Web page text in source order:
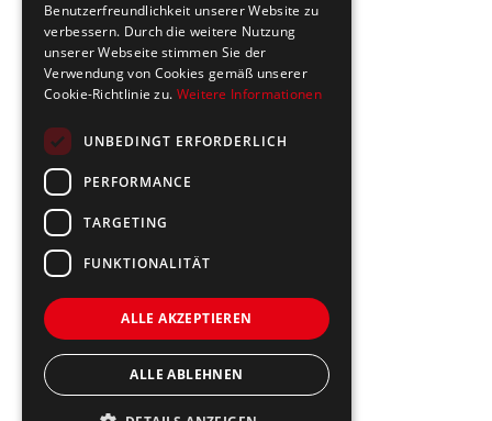
Benutzerfreundlichkeit unserer Website zu
verbessern. Durch die weitere Nutzung
unserer Webseite stimmen Sie der
Verwendung von Cookies gemäß unserer
Cookie-Richtlinie zu. Weitere Informationen
UNBEDINGT ERFORDERLICH
PERFORMANCE
TARGETING
FUNKTIONALITÄT
ALLE AKZEPTIEREN
ALLE ABLEHNEN